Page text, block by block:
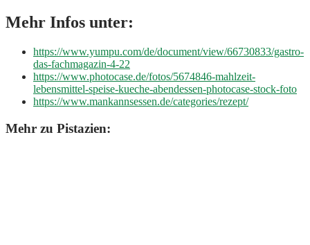
Mehr Infos unter:
https://www.yumpu.com/de/document/view/66730833/gastro-
das-fachmagazin-4-22
https://www.photocase.de/fotos/5674846-mahlzeit-
lebensmittel-speise-kueche-abendessen-photocase-stock-foto
https://www.mankannsessen.de/categories/rezept/
Mehr zu Pistazien: